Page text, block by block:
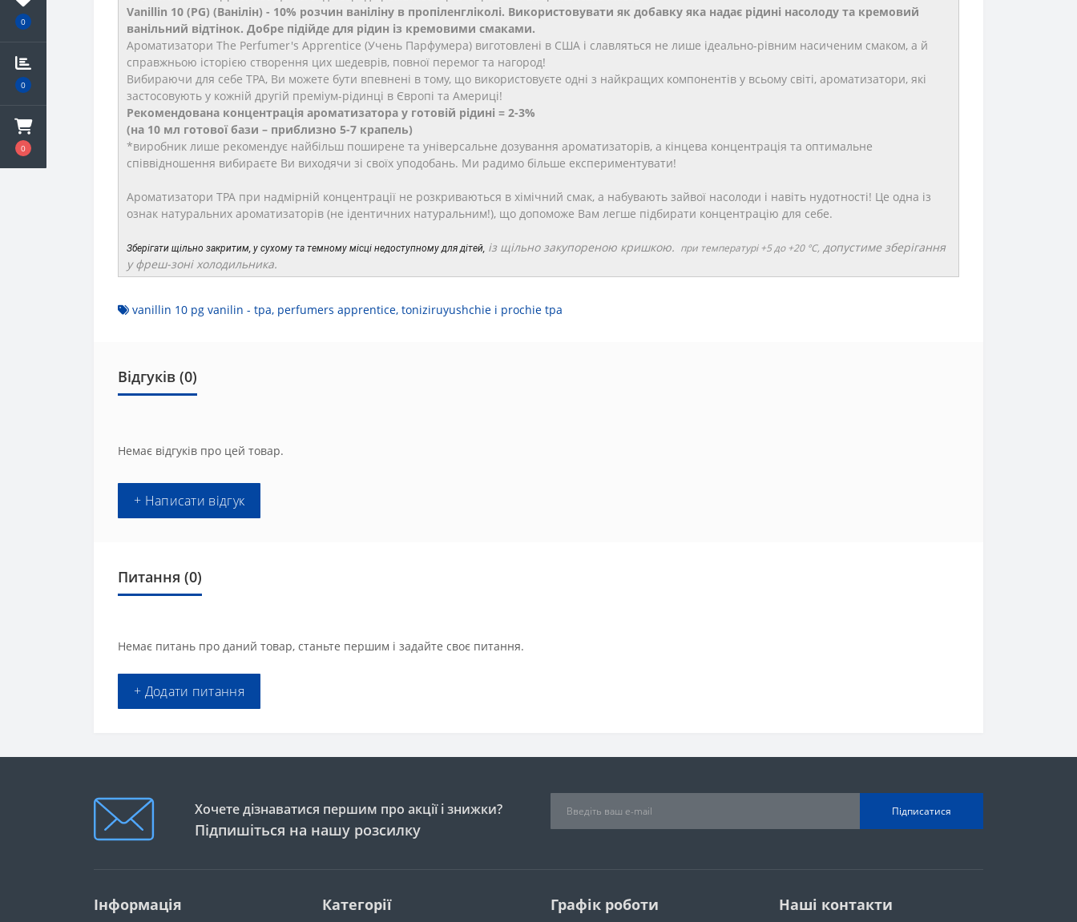
0
0
0
Vanillin 10 (PG) (Ванілін) - 10% розчин ваніліну в пропіленгліколі. Використовувати як добавку яка надає рідині насолоду та кремовий
ванільний відтінок. Добре підійде для рідин із кремовими смаками. ​
Ароматизатори The Perfumer's Apprentice (Учень Парфумера) виготовлені в США і славляться не лише ідеально-рівним насиченим смаком, а й
справжньою історією створення цих шедеврів, повної перемог та нагород!
Вибираючи для себе TPA, Ви можете бути впевнені в тому, що використовуєте одні з найкращих компонентів у всьому світі, ароматизатори, які
застосовують у кожній другій преміум-рідинці в Європі та Америці!
Рекомендована концентрація ароматизатора у готовій рідині = 2-3%
(на 10 мл готової бази – приблизно 5-7 крапель)
*виробник лише рекомендує найбільш поширене та універсальне дозування ароматизаторів, а кінцева концентрація та оптимальне
співвідношення вибираєте Ви виходячи зі своїх уподобань. Ми радимо більше експериментувати!
Ароматизатори TPA при надмірній концентрації не розкриваються в хімічний смак, а набувають зайвої насолоди і навіть нудотності! Це одна із
ознак натуральних ароматизаторів (не ідентичних натуральним!), що допоможе Вам легше підбирати концентрацію для себе.
Зберігати щільно закритим, у сухому та темному місці недоступному для дітей, із щільно закупореною кришкою. при температурі +5 до +20 °C, допустиме зберігання
у фреш-зоні холодильника.
vanillin 10 pg vanilin - tpa, perfumers apprentice, toniziruyushchie і prochie tpa
Відгуків (0)
Немає відгуків про цей товар.
+ Написати відгук
Питання (0)
Немає питань про даний товар, станьте першим і задайте своє питання.
+ Додати питання
Хочете дізнаватися першим про акції і знижки?
Підпишіться на нашу розсилку
Підписатися
Інформація Категорії Графік роботи Наші контакти